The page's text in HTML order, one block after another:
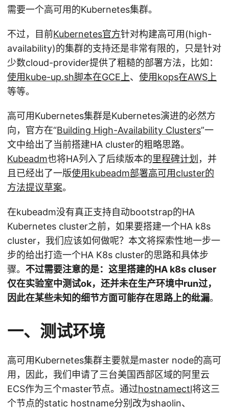
需要一个高可用的Kubernetes集群。
不过，目前Kubernetes官方针对构建高可用(high-
availability)的集群的支持还是非常有限的，只是针对
少数cloud-provider提供了粗糙的部署方法，比如：
使用kube-up.sh脚本在GCE上、 使用kops在AWS上
等等。
高可用Kubernetes集群是Kubernetes演进的必然方
向，官方在“Building High-Availability Clusters”一
文中给出了当前搭建HA cluster的粗略思路。
Kubeadm也将HA列入了后续版本的里程碑计划 ，并
且已经出了一版使用kubeadm部署高可用cluster的
方法提议草案。
在kubeadm没有真正支持自动bootstrap的HA
Kubernetes cluster之前，如果要搭建一个HA k8s
cluster，我们应该如何做呢？本文将探索性地一步一
步的给出打造一个HA K8s cluster的思路和具体步
骤。 不过需要注意的是：这里搭建的HA k8s cluser
仅在实验室中测试ok，还并未在生产环境中run过，
因此在某些未知的细节方面可能存在思路上的纰漏。
一、测试环境
高可用Kubernetes集群主要就是master node的高可
用，因此，我们申请了三台美国西部区域的阿里云
ECS作为三个master节点。通过hostnamectl将这三
个节点的static hostname分别改为shaolin、